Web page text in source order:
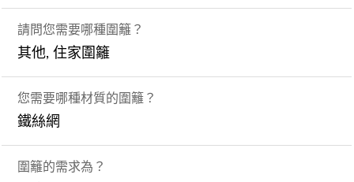
請問您需要哪種圍籬？
其他, 住家圍籬
您需要哪種材質的圍籬？
鐵絲網
圍籬的需求為？